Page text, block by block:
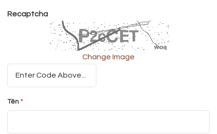
Tên *
Recaptcha
Change Image